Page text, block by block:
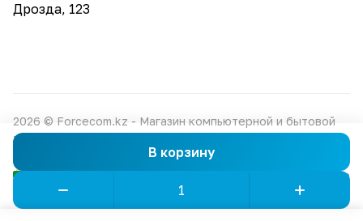
В корзину
Дрозда, 123
2026 © Forcecom.kz - Магазин компьютерной и бытовой
техники
Оферта